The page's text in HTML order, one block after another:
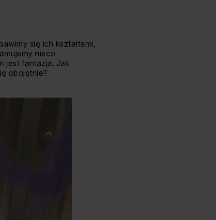
się ich kształtami,
nieco
jest fantazja. Jak
obojętnie?